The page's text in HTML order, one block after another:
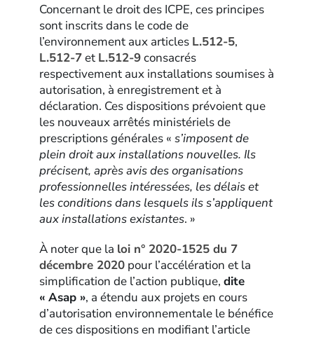
Concernant le droit des ICPE, ces principes
sont inscrits dans le code de
l’environnement aux articles L.512-5,
L.512-7et L.512-9consacrés
respectivement aux installations soumises à
autorisation, à enregistrement et à
déclaration. Ces dispositions prévoient que
les nouveaux arrêtés ministériels de
prescriptions générales «s’imposent de
plein droit aux installations nouvelles. Ils
précisent, après avis des organisations
professionnelles intéressées, les délais et
les conditions dans lesquels ils s’appliquent
aux installations existantes. »
À noter que la loi n° 2020-1525 du 7
décembre 2020 pour l’accélération et la
simplification de l’action publique,dite
« Asap », a étendu aux projets en cours
d’autorisation environnementale le bénéfice
de ces dispositions en modifiant l’article